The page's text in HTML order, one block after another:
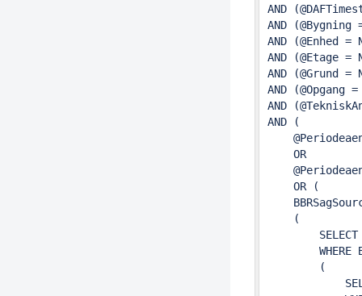
AND
AND
AND (@Enhed
AND (@Etage =
AND (@Grund =
AND (@Opgang
AND
AND (
    OR
    OR (
    (
SELECT
WHERE
        (